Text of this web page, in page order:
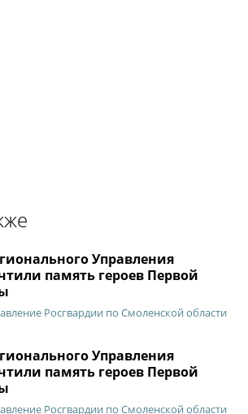
Управления
память героев Первой
Росгвардии по Смоленской области
Управления
память героев Первой
Росгвардии по Смоленской области